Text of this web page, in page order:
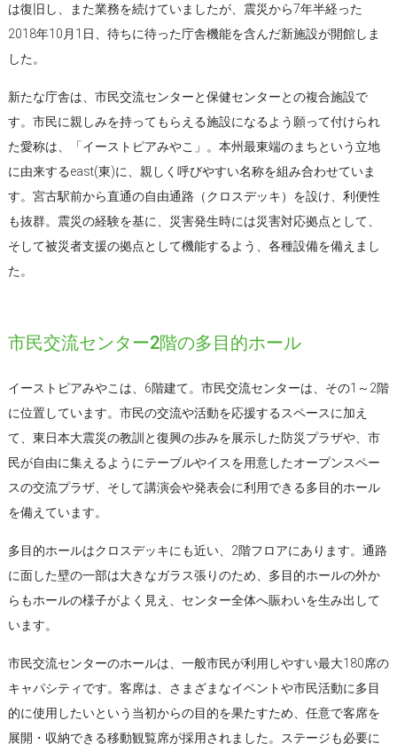
は復旧し、また業務を続けていましたが、震災から7年半経った
2018年10月1日、待ちに待った庁舎機能を含んだ新施設が開館しま
した。
新たな庁舎は、市民交流センターと保健センターとの複合施設で
す。市民に親しみを持ってもらえる施設になるよう願って付けられ
た愛称は、「イーストピアみやこ」。本州最東端のまちという立地
に由来するeast(東)に、親しく呼びやすい名称を組み合わせていま
す。宮古駅前から直通の自由通路（クロスデッキ）を設け、利便性
も抜群。震災の経験を基に、災害発生時には災害対応拠点として、
そして被災者支援の拠点として機能するよう、各種設備を備えまし
た。
市民交流センター2階の多目的ホール
イーストピアみやこは、6階建て。市民交流センターは、その1～2階
に位置しています。市民の交流や活動を応援するスペースに加え
て、東日本大震災の教訓と復興の歩みを展示した防災プラザや、市
民が自由に集えるようにテーブルやイスを用意したオープンスペー
スの交流プラザ、そして講演会や発表会に利用できる多目的ホール
を備えています。
多目的ホールはクロスデッキにも近い、2階フロアにあります。通路
に面した壁の一部は大きなガラス張りのため、多目的ホールの外か
らもホールの様子がよく見え、センター全体へ賑わいを生み出して
います。
市民交流センターのホールは、一般市民が利用しやすい最大180席の
キャパシティです。客席は、さまざまなイベントや市民活動に多目
的に使用したいという当初からの目的を果たすため、任意で客席を
展開・収納できる移動観覧席が採用されました。ステージも必要に